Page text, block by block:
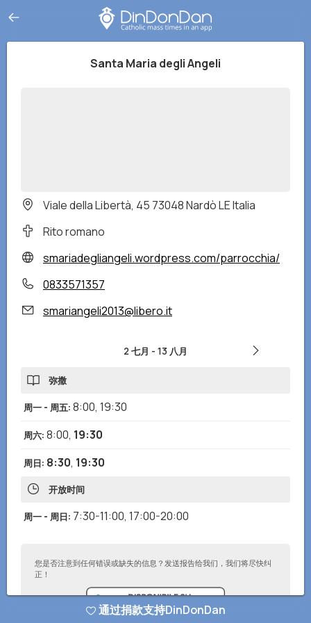
Santa Maria degli Angeli
Viale della Libertà, 45 73048 Nardò LE Italia
Rito romano
smariadegliangeli.wordpress.com/parrocchia/
0833571357
smariangeli2013@libero.it
2 七月 - 13 八月
弥撒
周一 - 周五: 8:00, 19:30
周六: 8:00, 19:30
周日: 8:30, 19:30
开放时间
周一 - 周日: 7:30-11:00, 17:00-20:00
您是否注意到任何错误或缺失的信息？发送报告给我们，我们将尽快纠
正！
通过捐款支持DinDonDan